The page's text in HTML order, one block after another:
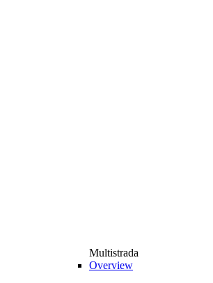
Multistrada
Overview